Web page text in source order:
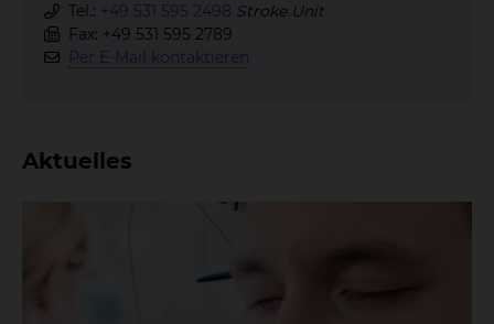
Tel.: +49 531 595 2498 Stroke Unit
Fax: +49 531 595 2789
Per E-Mail kontaktieren
Aktuelles